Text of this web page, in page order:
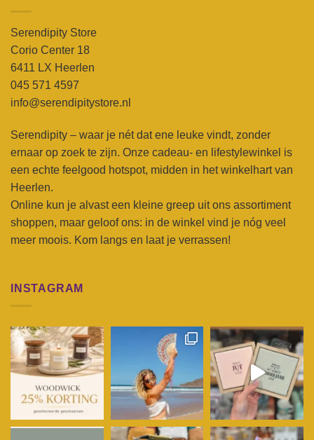
Serendipity Store
Corio Center 18
6411 LX Heerlen
045 571 4597
info@serendipitystore.nl
Serendipity – waar je nét dat ene leuke vindt, zonder
ernaar op zoek te zijn. Onze cadeau- en lifestylewinkel is
een echte feelgood hotspot, midden in het winkelhart van
Heerlen.
Online kun je alvast een kleine greep uit ons assortiment
shoppen, maar geloof ons: in de winkel vind je nóg veel
meer moois. Kom langs en laat je verrassen!
INSTAGRAM